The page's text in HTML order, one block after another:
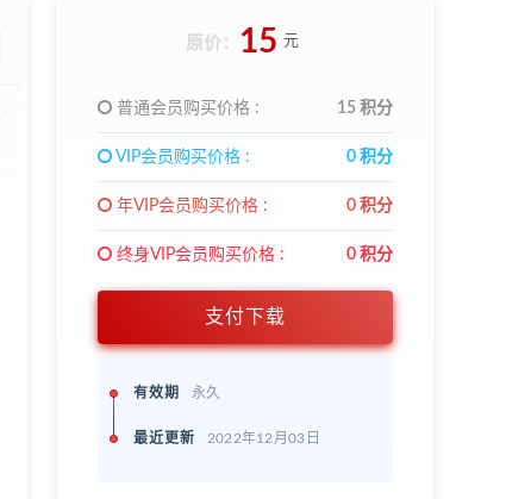
原价： 15 元
普通会员购买价格 : 15 积分
VIP会员购买价格 : 0 积分
年VIP会员购买价格 : 0 积分
终身VIP会员购买价格 : 0 积分
支付下载
有效期 永久
最近更新 2022年12月03日